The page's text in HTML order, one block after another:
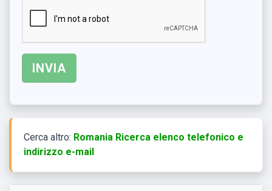
Cerca altro: Romania Ricerca elenco telefonico e
indirizzo e-mail